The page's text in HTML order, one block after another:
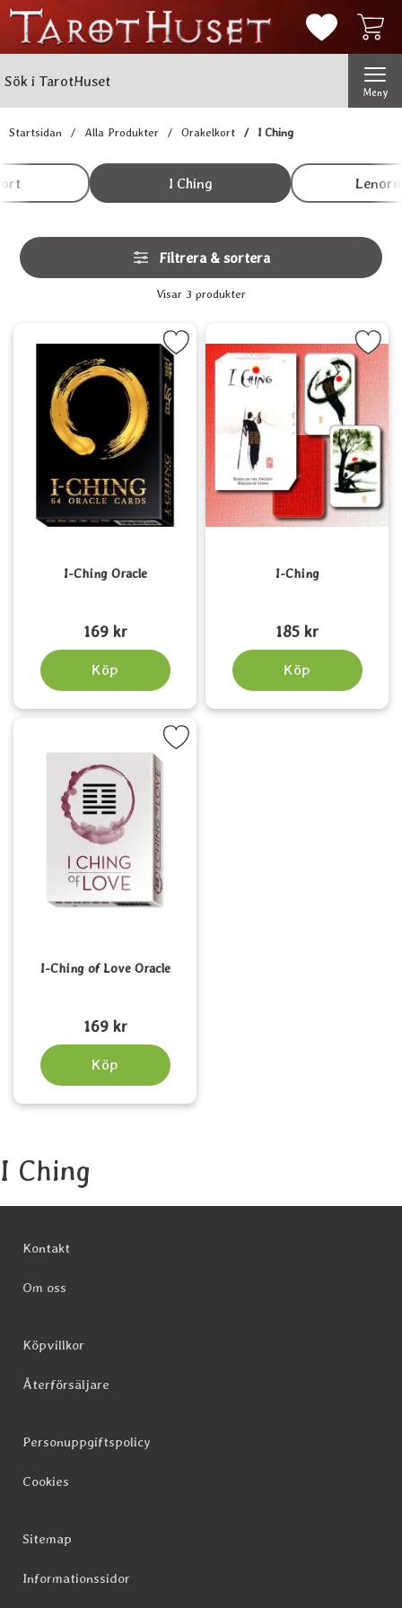
Mina
Meny
Startsidan Alla Produkter Orakelkort I Ching
Hoppa
till
produkter
Underkategorier
I Ching
Hoppa
över
filtersektionen
Filtrera & sortera
Filtrera & sortera
Visar 3 produkter
I-Ching Oracle
169 kr
Köp
Markera i-Ching Oracle som favorit
I-Ching
185 kr
Köp
Markera i-Ching
I-Ching of Love Oracle
169 kr
Köp
Markera i-Ching of Love Oracle som favorit
I Ching
Kontakt
Om oss
Köpvillkor
Återförsäljare
Personuppgiftspolicy
Cookies
Sitemap
Informationssidor